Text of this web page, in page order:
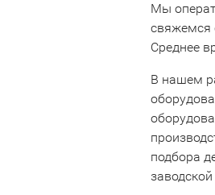
Мы
свяжемся
Среднее
В нашем
подбора